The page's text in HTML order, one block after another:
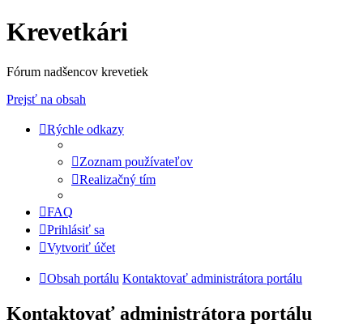
Krevetkári
Fórum nadšencov krevetiek
Prejsť na obsah
Rýchle odkazy
Zoznam používateľov
Realizačný tím
FAQ
Prihlásiť sa
Vytvoriť účet
Obsah portálu Kontaktovať administrátora portálu
Kontaktovať administrátora portálu